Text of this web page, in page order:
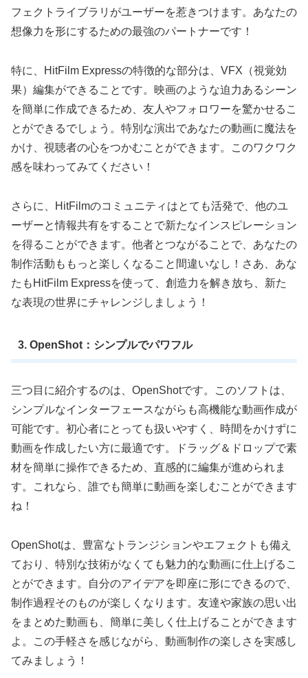
フェクトライブラリがユーザーを惹きつけます。あなたの
想像力を形にするための最強のパートナーです！
特に、HitFilm Expressの特徴的な部分は、VFX（視覚効
果）編集ができることです。映画のような迫力あるシーン
を簡単に作成できるため、友人やフォロワーを驚かせるこ
とができるでしょう。特別な演出であなたの動画に魔法を
かけ、視聴者の心をつかむことができます。このワクワク
感を味わってみてください！
さらに、HitFilmのコミュニティはとても活発で、他のユ
ーザーと情報共有をすることで新たなインスピレーション
を得ることができます。他者とつながることで、あなたの
制作活動ももっと楽しくなること間違いなし！さあ、あな
たもHitFilm Expressを使って、創造力を解き放ち、新た
な表現の世界にチャレンジしましょう！
3. OpenShot：シンプルでパワフル
三つ目に紹介するのは、OpenShotです。このソフトは、
シンプルなインターフェースながらも高機能な動画作成が
可能です。初心者にとっても扱いやすく、時間をかけずに
動画を作成したい方に最適です。ドラッグ＆ドロップで素
材を簡単に操作できるため、直感的に編集が進められま
す。これなら、誰でも簡単に動画を楽しむことができます
ね！
OpenShotは、豊富なトランジションやエフェクトも備え
ており、特別な技術がなくても魅力的な動画に仕上げるこ
とができます。自分のアイデアを即座に形にできるので、
制作過程そのものが楽しくなります。友達や家族の思い出
をまとめた動画も、簡単に美しく仕上げることができます
よ。この手軽さを感じながら、動画制作の楽しさを実感し
てみましょう！